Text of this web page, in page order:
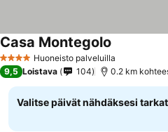
4 TähtiluokitusHuoneisto palveluilla
Casa Montegolo
9,5 Loistava 104 0.2 km
Valitse päivät nähdäksesi